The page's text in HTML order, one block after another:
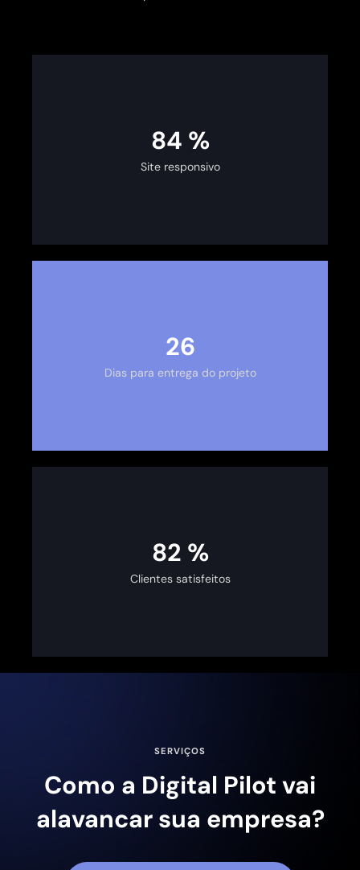
100 %
Site responsivo
30
Dias para entrega do projeto
100 %
Clientes satisfeitos
SERVIÇOS
Como a Digital Pilot vai
alavancar sua empresa?